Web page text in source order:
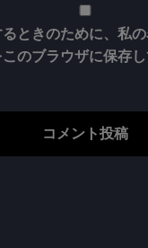
ときのために、私の
のブラウザに保存